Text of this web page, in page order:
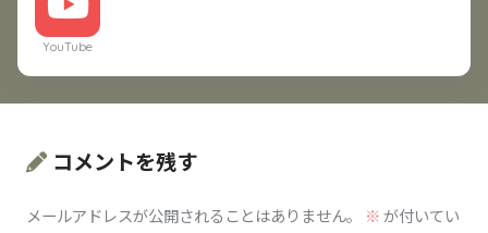
YouTube
コメントを残す
メールアドレスが公開されることはありません。 ※が付いてい